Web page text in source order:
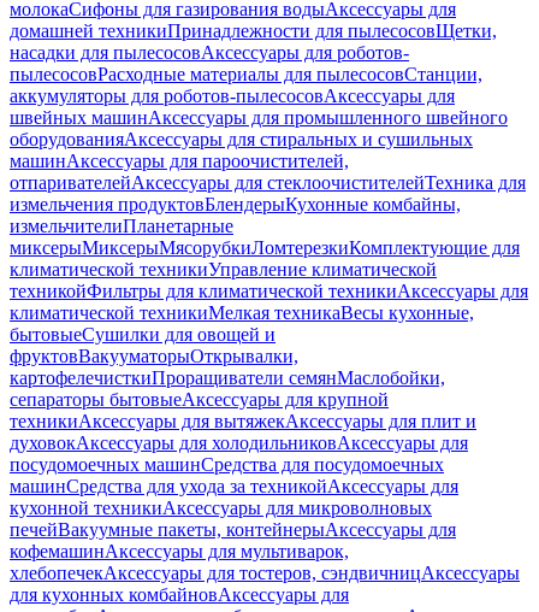
молокаСифоны для газирования водыАксессуары для
домашней техникиПринадлежности для пылесосовЩетки,
насадки для пылесосовАксессуары для роботов-
пылесосовРасходные материалы для пылесосовСтанции,
аккумуляторы для роботов-пылесосовАксессуары для
швейных машинАксессуары для промышленного швейного
оборудованияАксессуары для стиральных и сушильных
машинАксессуары для пароочистителей,
отпаривателейАксессуары для стеклоочистителейТехника для
измельчения продуктовБлендерыКухонные комбайны,
измельчителиПланетарные
миксерыМиксерыМясорубкиЛомтерезкиКомплектующие для
климатической техникиУправление климатической
техникойФильтры для климатической техникиАксессуары для
климатической техникиМелкая техникаВесы кухонные,
бытовыеСушилки для овощей и
фруктовВакууматорыОткрывалки,
картофелечисткиПроращиватели семянМаслобойки,
сепараторы бытовыеАксессуары для крупной
техникиАксессуары для вытяжекАксессуары для плит и
духовокАксессуары для холодильниковАксессуары для
посудомоечных машинСредства для посудомоечных
машинСредства для ухода за техникойАксессуары для
кухонной техникиАксессуары для микроволновых
печейВакуумные пакеты, контейнерыАксессуары для
кофемашинАксессуары для мультиварок,
хлебопечекАксессуары для тостеров, сэндвичницАксессуары
для кухонных комбайновАксессуары для